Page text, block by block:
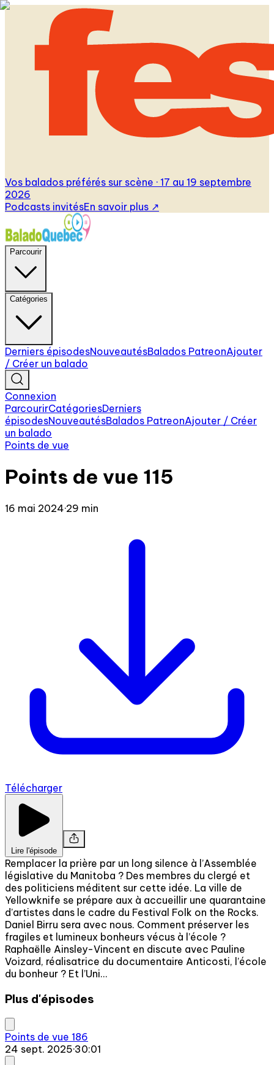
Vos balados préférés sur scène · 17 au 19 septembre
2026
Podcasts invitésEn savoir plus ↗
Parcourir
Catégories
Derniers épisodesNouveautésBalados PatreonAjouter
/ Créer un balado
Connexion
ParcourirCatégoriesDerniers
épisodesNouveautésBalados PatreonAjouter / Créer
un balado
Points de vue
Points de vue 115
16 mai 2024·29 min
Télécharger
Lire l'épisode
Remplacer la prière par un long silence à l’Assemblée
législative du Manitoba ? Des membres du clergé et
des politiciens méditent sur cette idée. La ville de
Yellowknife se prépare aux à accueillir une quarantaine
d’artistes dans le cadre du Festival Folk on the Rocks.
Daniel Birru sera avec nous. Comment préserver les
fragiles et lumineux bonheurs vécus à l’école ?
Raphaëlle Ainsley-Vincent en discute avec Pauline
Voizard, réalisatrice du documentaire Anticosti, l’école
du bonheur ? Et l’Uni...
Plus d'épisodes
Points de vue 186
24 sept. 2025·30:01